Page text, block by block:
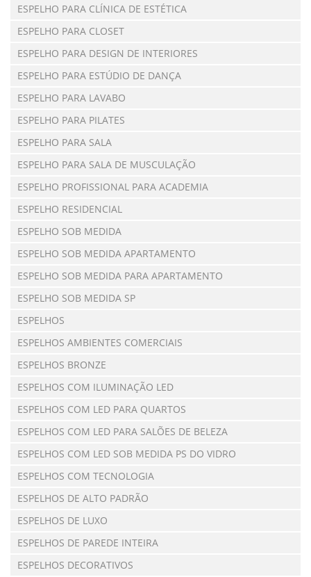
ESPELHO PARA CLÍNICA DE ESTÉTICA
ESPELHO PARA CLOSET
ESPELHO PARA DESIGN DE INTERIORES
ESPELHO PARA ESTÚDIO DE DANÇA
ESPELHO PARA LAVABO
ESPELHO PARA PILATES
ESPELHO PARA SALA
ESPELHO PARA SALA DE MUSCULAÇÃO
ESPELHO PROFISSIONAL PARA ACADEMIA
ESPELHO RESIDENCIAL
ESPELHO SOB MEDIDA
ESPELHO SOB MEDIDA APARTAMENTO
ESPELHO SOB MEDIDA PARA APARTAMENTO
ESPELHO SOB MEDIDA SP
ESPELHOS
ESPELHOS AMBIENTES COMERCIAIS
ESPELHOS BRONZE
ESPELHOS COM ILUMINAÇÃO LED
ESPELHOS COM LED PARA QUARTOS
ESPELHOS COM LED PARA SALÕES DE BELEZA
ESPELHOS COM LED SOB MEDIDA PS DO VIDRO
ESPELHOS COM TECNOLOGIA
ESPELHOS DE ALTO PADRÃO
ESPELHOS DE LUXO
ESPELHOS DE PAREDE INTEIRA
ESPELHOS DECORATIVOS